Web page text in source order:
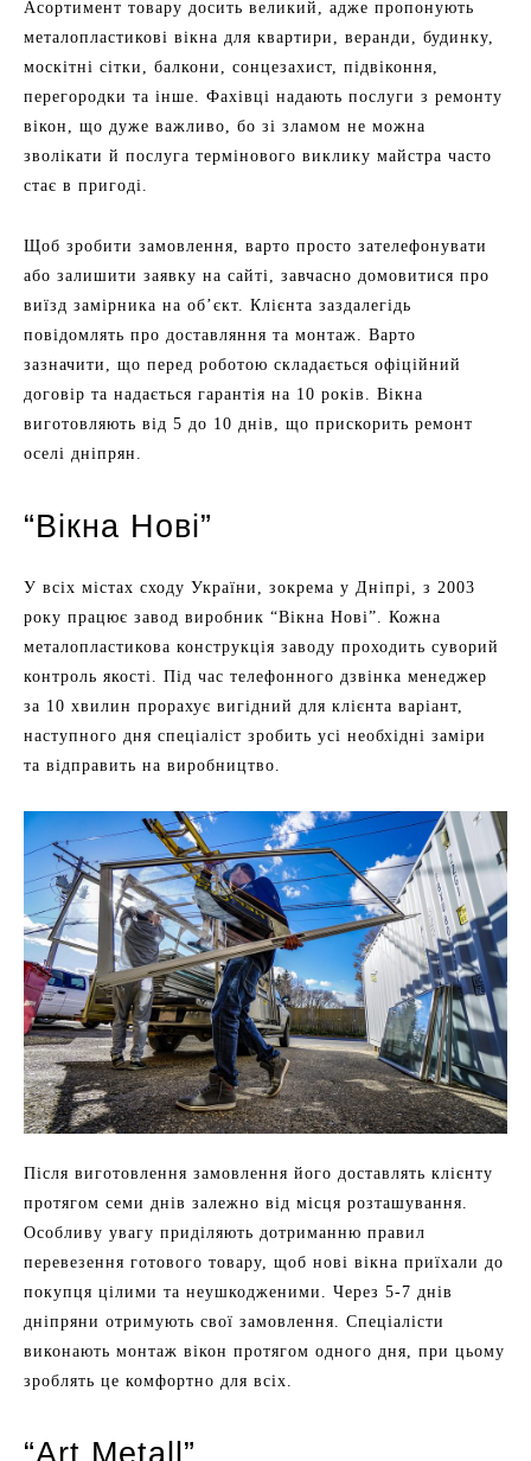
Асортимент товару досить великий, адже пропонують
металопластикові вікна для квартири, веранди, будинку,
москітні сітки, балкони, сонцезахист, підвіконня,
перегородки та інше. Фахівці надають послуги з ремонту
вікон, що дуже важливо, бо зі зламом не можна
зволікати й послуга термінового виклику майстра часто
стає в пригоді.
Щоб зробити замовлення, варто просто зателефонувати
або залишити заявку на сайті, завчасно домовитися про
виїзд замірника на об’єкт. Клієнта заздалегідь
повідомлять про доставляння та монтаж. Варто
зазначити, що перед роботою складається офіційний
договір та надається гарантія на 10 років. Вікна
виготовляють від 5 до 10 днів, що прискорить ремонт
оселі дніпрян.
“Вікна Нові”
У всіх містах сходу України, зокрема у Дніпрі, з 2003
року працює завод виробник “Вікна Нові”. Кожна
металопластикова конструкція заводу проходить суворий
контроль якості. Під час телефонного дзвінка менеджер
за 10 хвилин прорахує вигідний для клієнта варіант,
наступного дня спеціаліст зробить усі необхідні заміри
та відправить на виробництво.
Після виготовлення замовлення його доставлять клієнту
протягом семи днів залежно від місця розташування.
Особливу увагу приділяють дотриманню правил
перевезення готового товару, щоб нові вікна приїхали до
покупця цілими та неушкодженими. Через 5-7 днів
дніпряни отримують свої замовлення. Спеціалісти
виконають монтаж вікон протягом одного дня, при цьому
зроблять це комфортно для всіх.